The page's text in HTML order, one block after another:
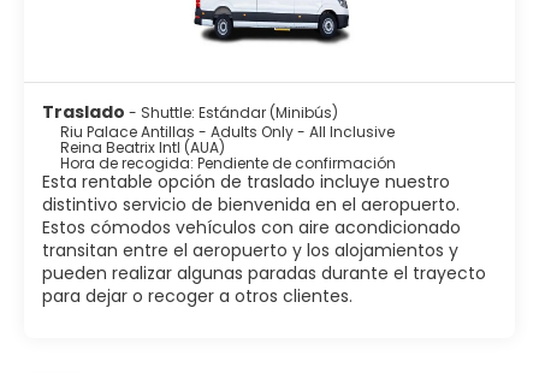
Traslado - Shuttle: Estándar (Minibús)
Riu Palace Antillas - Adults Only - All Inclusive
Reina Beatrix Intl (AUA)
Hora de recogida: Pendiente de confirmación
Esta rentable opción de traslado incluye nuestro
distintivo servicio de bienvenida en el aeropuerto.
Estos cómodos vehículos con aire acondicionado
transitan entre el aeropuerto y los alojamientos y
pueden realizar algunas paradas durante el trayecto
para dejar o recoger a otros clientes.